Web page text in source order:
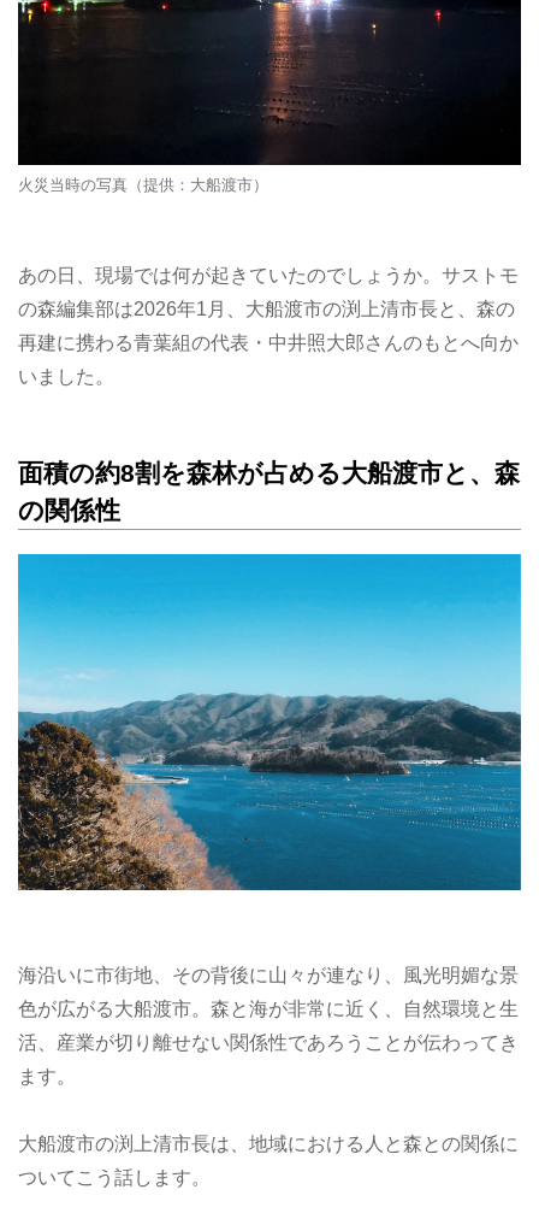
火災当時の写真（提供：大船渡市）
あの日、現場では何が起きていたのでしょうか。サストモ
の森編集部は2026年1月、大船渡市の渕上清市長と、森の
再建に携わる青葉組の代表・中井照大郎さんのもとへ向か
いました。
面積の約8割を森林が占める大船渡市と、森
の関係性
海沿いに市街地、その背後に山々が連なり、風光明媚な景
色が広がる大船渡市。森と海が非常に近く、自然環境と生
活、産業が切り離せない関係性であろうことが伝わってき
ます。
大船渡市の渕上清市長は、地域における人と森との関係に
ついてこう話します。